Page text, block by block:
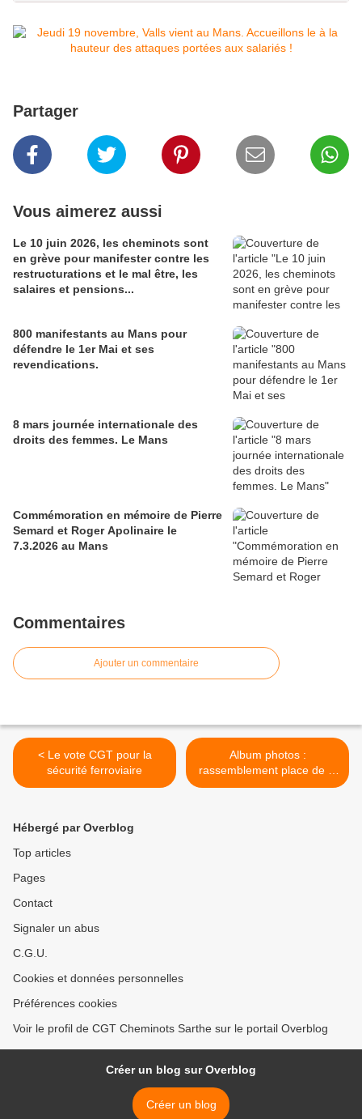
Partager
Vous aimerez aussi
Le 10 juin 2026, les cheminots sont
en grève pour manifester contre les
restructurations et le mal être, les
salaires et pensions...
800 manifestants au Mans pour
défendre le 1er Mai et ses
revendications.
8 mars journée internationale des
droits des femmes. Le Mans
Commémoration en mémoire de Pierre
Semard et Roger Apolinaire le
7.3.2026 au Mans
Commentaires
Ajouter un commentaire
< Le vote CGT pour la
sécurité ferroviaire
Album photos :
rassemblement place de la
République au Mans cet
Hébergé par Overblog
Top articles
Pages
Contact
Signaler un abus
C.G.U.
Cookies et données personnelles
Préférences cookies
Voir le profil de CGT Cheminots Sarthe sur le portail Overblog
Créer un blog sur Overblog
Créer un blog